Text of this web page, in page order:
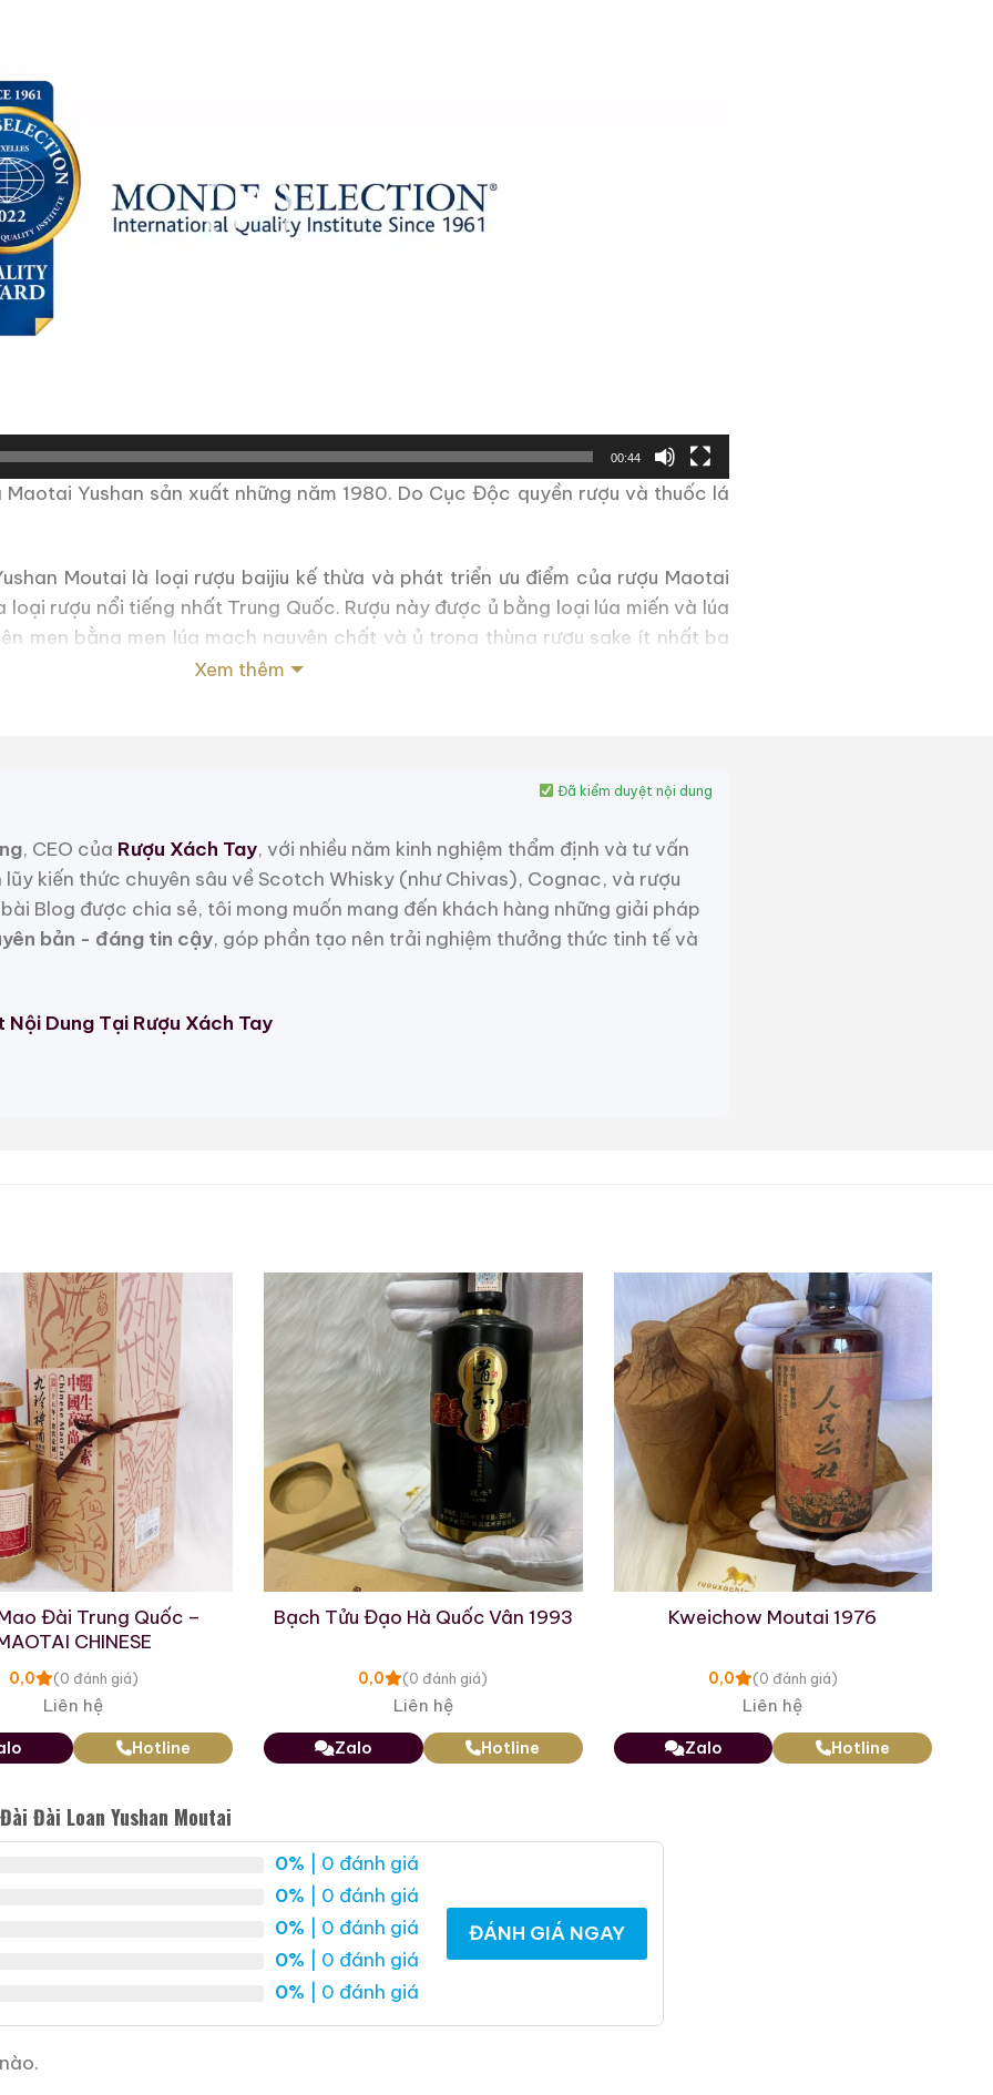
00:44
Yushan sản xuất những năm 1980. Do Cục Độc quyền rượu và thuốc lá
Moutai là loại rượu baijiu kế thừa và phát triển ưu điểm của rượu Maotai
rượu nổi tiếng nhất Trung Quốc. Rượu này được ủ bằng loại lúa miến và lúa
men bằng men lúa mạch nguyên chất và ủ trong thùng rượu sake ít nhất ba
chép rằng loại Mao đài Ngọc Hoàng Sơn – Yushan Moutai này được giao dịch
đều có thể thưởng thức, kết quả là rượu Yushan Maotai hiện nay. Sản phẩm
nhẹ nhàng, êm dịu và chất lượng cao. Món này đặc biệt hợp với thịt hoặc
khuyến khích dùng làm món ăn kèm trong bữa ăn.
2022
2023
vị và mùi thơm đặc trưng của Maotai Yushan bắt nguồn từ công thức nấu
rượu mao đài Đài Loan này thích hợp với đa số người tiêu dùng để uống
Mao Đài Đài Loan vào những dịp đặc biệt hoặc thưởng thức một ly như một
cũng thường được sử dụng trong các bữa tối và tiệc trang trọng như một dấu
và sự tôn trọng. Nên phục vụ loại rượu này ở nhiệt độ phòng và uống nguyên
hương vị trọn vẹn.
rượu hơn 100 năm
sản xuất rượu có hương vị tuyệt hảo và chất lượng tốt trong hơn 100 năm.
Quốc, những người nấu rượu Moutai di cư sang Đài Loan đã tiếp tục truyền
cách sử dụng các nguyên liệu và rượu nền được mang từ Trung Quốc đại lục.
giữ được vẻ đẹp thiên nhiên tươi đẹp của nó. Người dân địa phương coi nơi đây
còn được gọi là núi Ngọc Hoàng.
Xem thêm
, CEO của Rượu Xách Tay, với nhiều năm kinh nghiệm thẩm định và tư vấn
kiến thức chuyên sâu về Scotch Whisky (như Chivas), Cognac, và rượu
Blog được chia sẻ, tôi mong muốn mang đến khách hàng những giải pháp
bản - đáng tin cậy, góp phần tạo nên trải nghiệm thưởng thức tinh tế và
Dung Tại Rượu Xách Tay
Đã kiểm duyệt nội dung
Đài Trung Quốc –
CHINESE
0,0 (0 đánh giá)
Liên hệ
Hotline
Bạch Tửu Đạo Hà Quốc Vân 1993
0,0 (0 đánh giá)
Liên hệ
Zalo Hotline
Kweichow Moutai 1976
0,0 (0 đánh giá)
Liên hệ
Zalo Hotline
Đài Loan Yushan Moutai
0% | 0 đánh giá
0% | 0 đánh giá
0% | 0 đánh giá
0% | 0 đánh giá
0% | 0 đánh giá
ĐÁNH GIÁ NGAY